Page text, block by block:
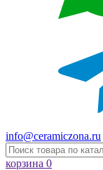
info@ceramiczona.ru
корзина 0